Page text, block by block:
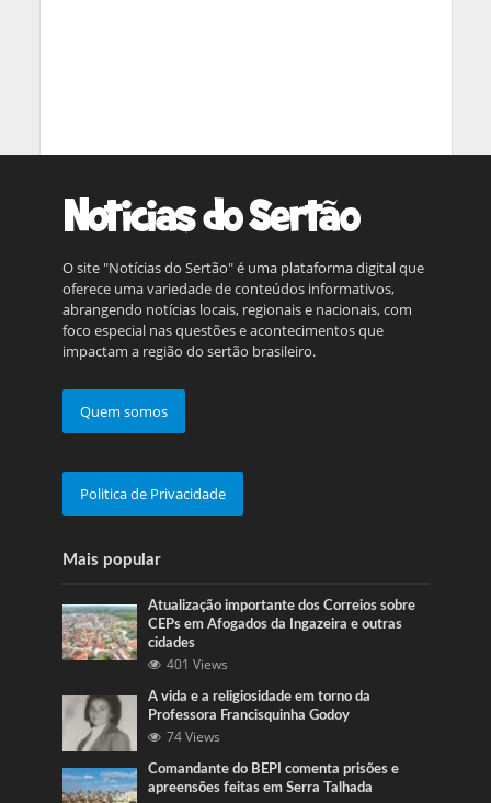
O site "Notícias do Sertão" é uma plataforma digital que
oferece uma variedade de conteúdos informativos,
abrangendo notícias locais, regionais e nacionais, com
foco especial nas questões e acontecimentos que
impactam a região do sertão brasileiro.
Quem somos
Politica de Privacidade
Mais popular
Atualização importante dos Correios sobre
CEPs em Afogados da Ingazeira e outras
cidades
401 Views
A vida e a religiosidade em torno da
Professora Francisquinha Godoy
74 Views
Comandante do BEPI comenta prisões e
apreensões feitas em Serra Talhada